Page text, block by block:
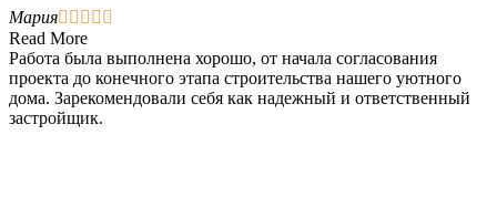
Мария    
Read More
Работа была выполнена хорошо, от начала согласования
проекта до конечного этапа строительства нашего уютного
дома. Зарекомендовали себя как надежный и ответственный
застройщик.